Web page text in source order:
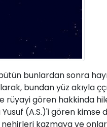
bunlardan sonra
bundan yüz akıyla
rüyayi gören hakkinda
(A.S.)'i gören kimse
kazmaya ve